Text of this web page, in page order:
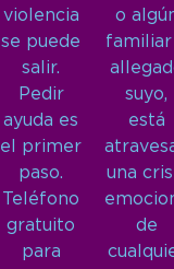
violencia
se puede
salir.
Pedir
ayuda es
el primer
paso.
Teléfono
gratuito
para
o
familiar
suyo,
está
una
de